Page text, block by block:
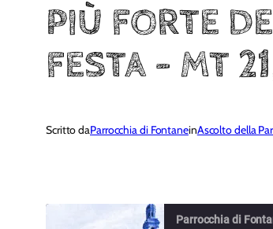
PIÙ FORTE
FESTA – MT
Scritto daParrocchia di FontaneinAscolto della
Parrocchia di